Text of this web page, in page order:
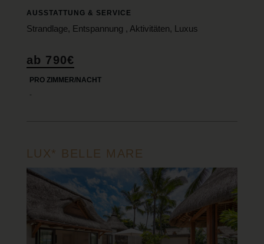
AUSSTATTUNG & SERVICE
Strandlage, Entspannung , Aktivitäten, Luxus
ab 790€
PRO ZIMMER/NACHT
-
LUX* BELLE MARE